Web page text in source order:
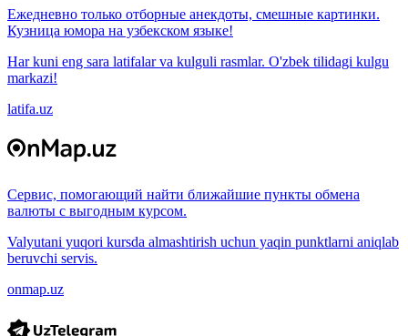
Ежедневно только отборные анекдоты, смешные картинки.
Кузница юмора на узбекском языке!
Har kuni eng sara latifalar va kulguli rasmlar. O'zbek tilidagi kulgu
markazi!
latifa.uz
Сервис, помогающий найти ближайшие пункты обмена
валюты с выгодным курсом.
Valyutani yuqori kursda almashtirish uchun yaqin punktlarni aniqlab
beruvchi servis.
onmap.uz